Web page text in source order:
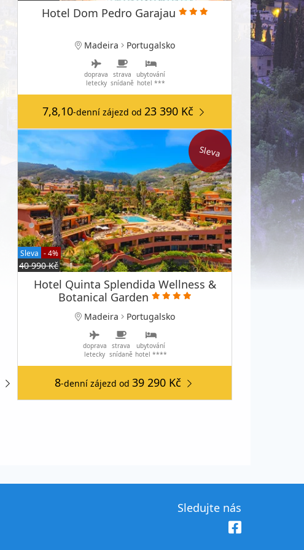
Hotel Dom Pedro Garajau
Madeira Portugalsko
doprava
letecky
strava
snídaně
ubytování
hotel ***
7,8,10-denní zájezd od23 390 Kč
Sleva
Sleva - 4%
40 990 Kč
Hotel Quinta Splendida Wellness &
Botanical Garden
Madeira Portugalsko
doprava
letecky
strava
snídaně
ubytování
hotel ****
8-denní zájezd od39 290 Kč
Sledujte nás